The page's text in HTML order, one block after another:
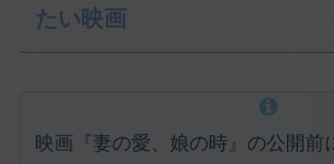
たい映画
映画『妻の愛、娘の時』の公開前